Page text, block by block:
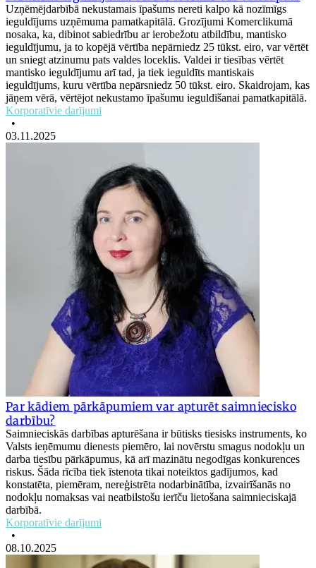
Uzņēmējdarbībā nekustamais īpašums nereti kalpo kā nozīmīgs
ieguldījums uzņēmuma pamatkapitālā. Grozījumi Komerclikumā
nosaka, ka, dibinot sabiedrību ar ierobežotu atbildību, mantisko
ieguldījumu, ja to kopējā vērtība nepārniedz 25 tūkst. eiro, var vērtēt
un sniegt atzinumu pats valdes loceklis. Valdei ir tiesības vērtēt
mantisko ieguldījumu arī tad, ja tiek ieguldīts mantiskais
ieguldījums, kuru vērtība nepārsniedz 50 tūkst. eiro. Skaidrojam, kas
jāņem vērā, vērtējot nekustamo īpašumu ieguldīšanai pamatkapitālā.
Korporatīvie darījumi
•
03.11.2025
Par kādiem pārkāpumiem var apturēt saimniecisko
darbību?
Saimnieciskās darbības apturēšana ir būtisks tiesisks instruments, ko
Valsts ieņēmumu dienests piemēro, lai novērstu smagus nodokļu un
darba tiesību pārkāpumus, kā arī mazinātu negodīgas konkurences
riskus. Šāda rīcība tiek īstenota tikai noteiktos gadījumos, kad
konstatēta, piemēram, nereģistrēta nodarbinātība, izvairīšanās no
nodokļu nomaksas vai neatbilstošu ierīču lietošana saimnieciskajā
darbībā.
Korporatīvie darījumi
•
08.10.2025